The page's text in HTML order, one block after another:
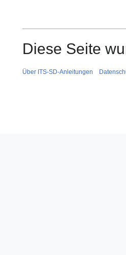
Diese Seite
Über ITS-SD-Anleitungen